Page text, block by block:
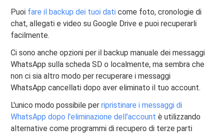
Puoi fare il backup dei tuoi dati come foto, cronologie di
chat, allegati e video su Google Drive e puoi recuperarli
facilmente.
Ci sono anche opzioni per il backup manuale dei messaggi
WhatsApp sulla scheda SD o localmente, ma sembra che
non ci sia altro modo per recuperare i messaggi
WhatsApp cancellati dopo aver eliminato il tuo account.
L'unico modo possibile perripristinare i messaggi di
WhatsApp dopo l'eliminazione dell'account è utilizzando
alternative come programmi di recupero di terze parti